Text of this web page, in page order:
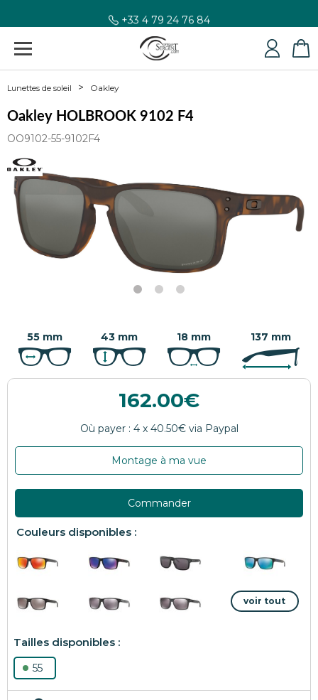
+33 4 79 24 76 84
Lunettes de soleil Oakley
Oakley HOLBROOK 9102 F4
OO9102-55-9102F4
55 mm 43 mm 18 mm 137 mm
162.00
Montage à ma vue
Commander
55